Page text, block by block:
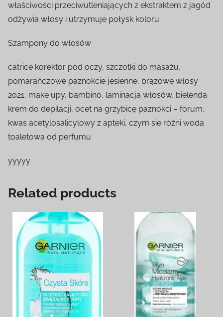
właściwości przeciwutleniających z ekstraktem z jagód
odżywia włosy i utrzymuje połysk koloru.
Szampony do włosów
catrice korektor pod oczy, szczotki do masażu,
pomarańczowe paznokcie jesienne, brązowe włosy
2021, make upy, bambino, laminacja włosów, bielenda
krem do depilacji, ocet na grzybicę paznokci – forum,
kwas acetylosalicylowy z apteki, czym sie różni woda
toaletowa od perfumu
yyyyy
Related products